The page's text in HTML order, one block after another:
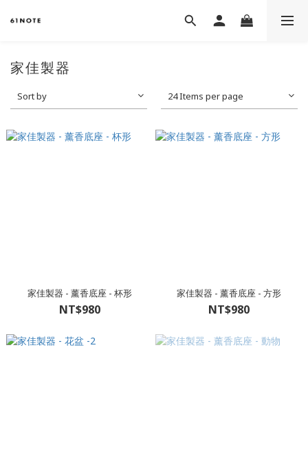
家佳製器
Sort by 24 Items per page
家佳製器 - 薰香底座 - 杯形
NT$980
家佳製器 - 薰香底座 - 方形
NT$980